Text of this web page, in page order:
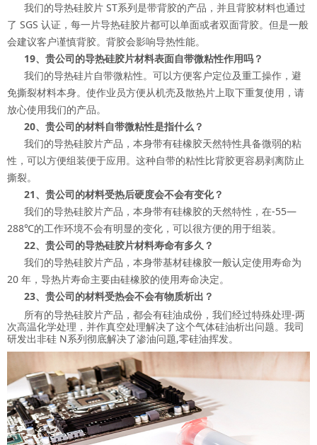
我们的导热硅胶片 ST系列是带背胶的产品，并且背胶材料也通过
了 SGS 认证，每一片导热硅胶片都可以单面或者双面背胶。但是一般
会建议客户谨慎背胶。背胶会影响导热性能。
19、贵公司的导热硅胶片材料表面自带微粘性作用吗？
我们的导热硅片自带微粘性。可以方便客户定位及重工操作，避
免撕裂材料本身。使作业员方便从机壳及散热片上取下重复使用，请
放心使用我们的产品。
20、贵公司的材料自带微粘性是指什么？
我们的导热硅胶片产品，本身带有硅橡胶天然特性具备微弱的粘
性，可以方便组装便于应用。这种自带的粘性比背胶更容易剥离防止
撕裂。
21、贵公司的材料受热后硬度会不会有变化？
我们的导热硅胶片产品，本身带有硅橡胶的天然特性，在-55—
288℃的工作环境不会有明显的变化，可以很方便的用于组装。
22、贵公司的导热硅胶片材料寿命有多久？
我们的导热硅胶片产品，本身带基材硅橡胶一般认定使用寿命为
20 年，导热片寿命主要由硅橡胶的使用寿命决定。
23、贵公司的材料受热会不会有物质析出？
所有的导热硅胶片产品，都会有硅油成份，我们经过特殊处理-两
次高温化学处理，并作真空处理解决了这个气体硅油析出问题。我司
研发出非硅 N系列彻底解决了渗油问题,零硅油挥发。